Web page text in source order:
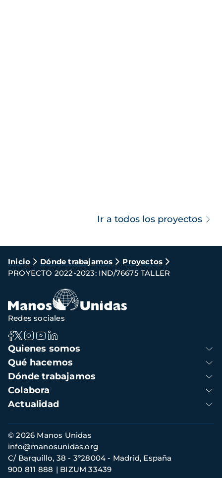
Ir a todos los proyectos
Ruta
de
navegación
Inicio Dónde trabajamos
Proyectos
PROYECTO 2022-2023: IND/76675 TALLER
Navegación
principal
Quienes somos
Qué hacemos
Dónde trabajamos
Colabora
Actualidad
Redes sociales
Información
de
contacto
© 2026 Manos Unidas
C/ Barquillo, 38 - 3º28004 - Madrid, España
900 811 888
BIZUM 33439
info@manosunidas.org